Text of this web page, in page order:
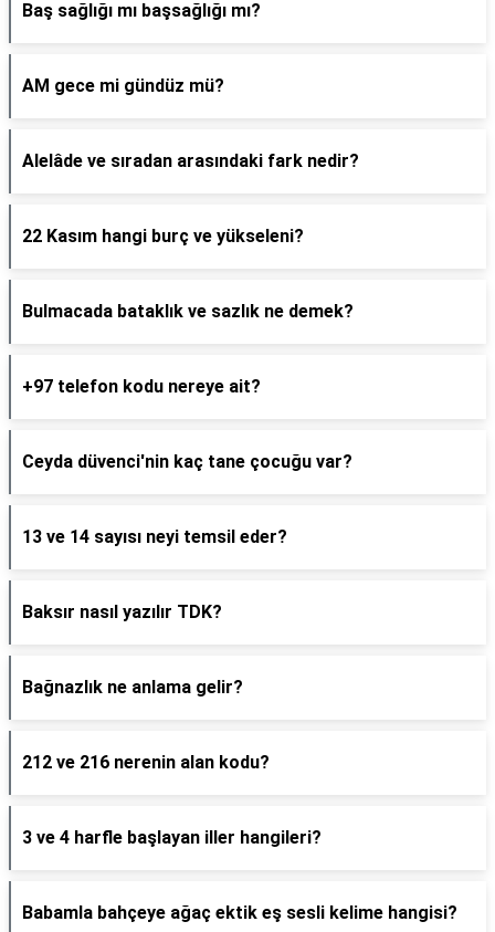
Baş sağlığı mı başsağlığı mı?
AM gece mi gündüz mü?
Alelâde ve sıradan arasındaki fark nedir?
22 Kasım hangi burç ve yükseleni?
Bulmacada bataklık ve sazlık ne demek?
+97 telefon kodu nereye ait?
Ceyda düvenci'nin kaç tane çocuğu var?
13 ve 14 sayısı neyi temsil eder?
Baksır nasıl yazılır TDK?
Bağnazlık ne anlama gelir?
212 ve 216 nerenin alan kodu?
3 ve 4 harfle başlayan iller hangileri?
Babamla bahçeye ağaç ektik eş sesli kelime hangisi?